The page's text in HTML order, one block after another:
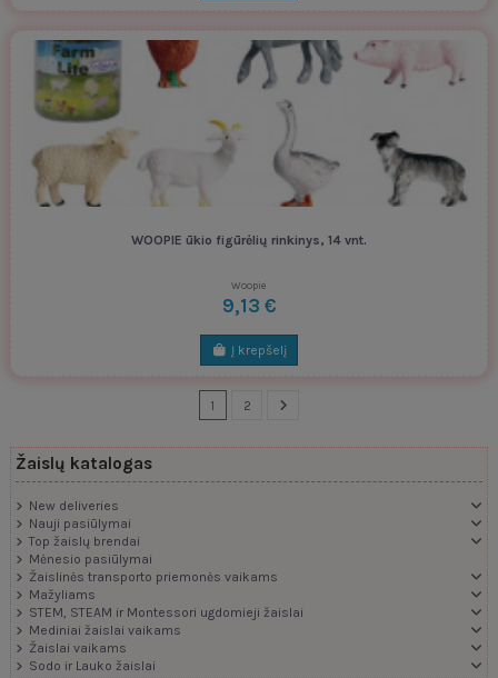
WOOPIE ūkio figūrėlių rinkinys, 14 vnt.
Woopie
9,13 €
Į krepšelį
1 2
Žaislų katalogas
New deliveries
Nauji pasiūlymai
Top žaislų brendai
Mėnesio pasiūlymai
Žaislinės transporto priemonės vaikams
Mažyliams
STEM, STEAM ir Montessori ugdomieji žaislai
Mediniai žaislai vaikams
Žaislai vaikams
Sodo ir Lauko žaislai